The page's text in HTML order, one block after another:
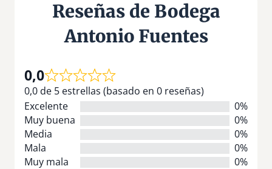
Reseñas de Bodega
Antonio Fuentes
0,0
0,0 de 5 estrellas (basado en 0 reseñas)
Excelente
0%
Muy buena
0%
Media
0%
Mala
0%
Muy mala
0%